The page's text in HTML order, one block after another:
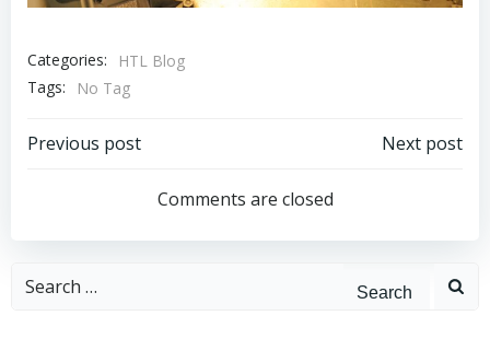
Categories:
HTL Blog
Tags:
No Tag
Post
navigation
Previous post
navigation
Next post
Comments are closed
Search